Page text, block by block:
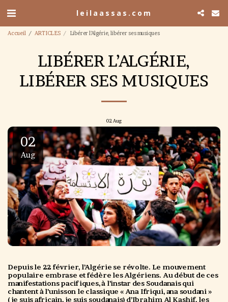
leilaassas.com
Accueil ARTICLES Libérer l’Algérie, libérer ses musiques
LIBÉRER L’ALGÉRIE,
LIBÉRER SES MUSIQUES
02Aug
02
Aug
Depuis le 22 février, l’Algérie se révolte. Le mouvement
populaire embrase et fédère les Algériens. Au début de ces
manifestations pacifiques, à l’instar des Soudanais qui
chantent à l’unisson le classique « Ana Ifriqui, ana soudani »
(je suis africain, je suis soudanais) d’Ibrahim Al Kashif, les